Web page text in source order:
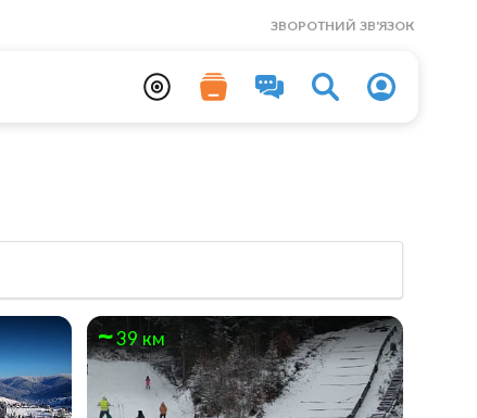
ЗВОРОТНИЙ ЗВ'ЯЗОК
39 км